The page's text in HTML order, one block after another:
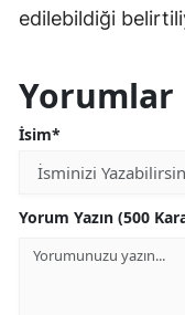
edilebildiği
Yorumlar
İsim*
Yorum Yazın (500